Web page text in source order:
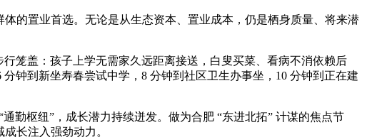
的置业首选。无论是从生态资本、置业成本，仍是栖身质量、将来潜
笼盖：孩子上学无需家久远距离接送，白叟买菜、看病不消依赖后
钟到新坐寿春尝试中学，8 分钟到社区卫生办事坐，10 分钟到正在建
枢纽”，成长潜力持续迸发。做为合肥 “东进北拓” 计谋的焦点节
长注入强劲动力。